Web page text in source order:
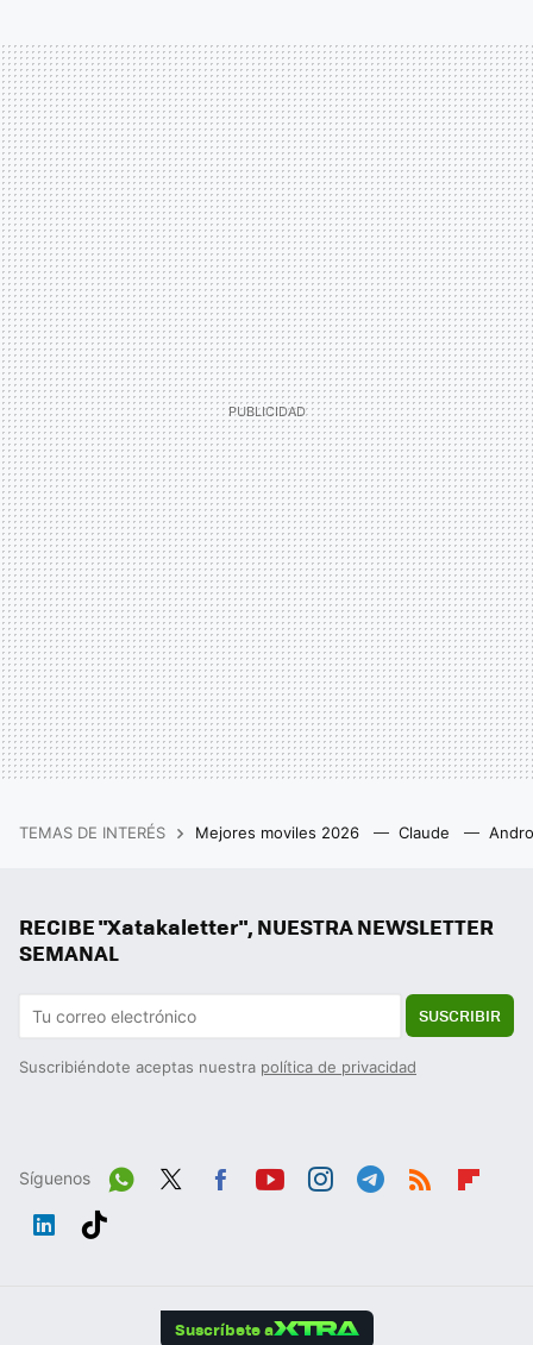
TEMAS DE INTERÉS Mejores moviles 2026 Claude
RECIBE "Xatakaletter", NUESTRA NEWSLETTER
SEMANAL
SUSCRIBIR
Suscribiéndote aceptas nuestra política de privacidad
Síguenos
Wh
Suscríbete a